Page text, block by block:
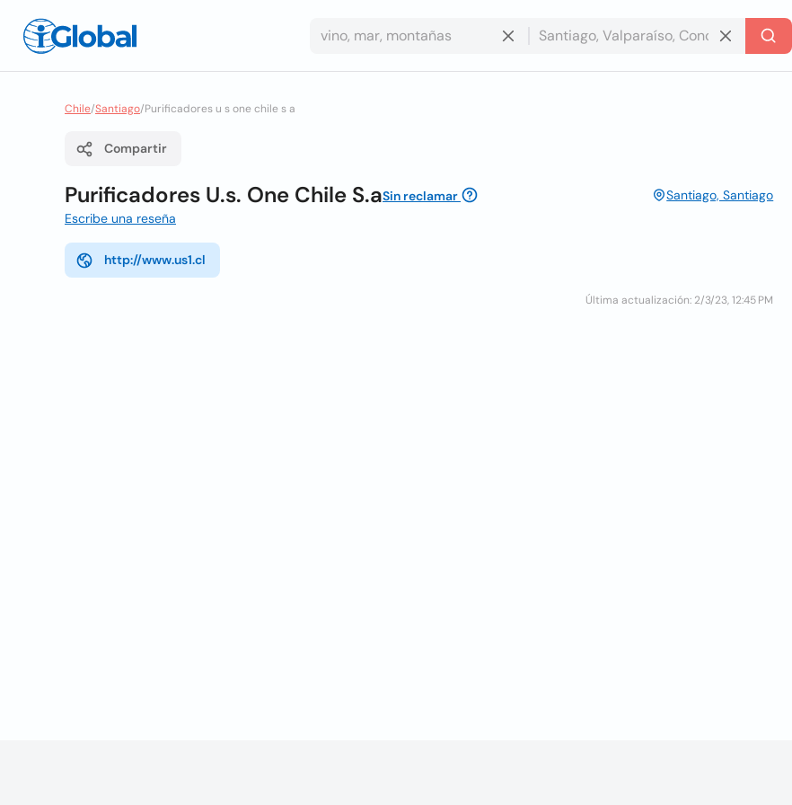
Chile/Santiago/Purificadores u s one chile s a
Compartir
Purificadores U.s. One Chile S.aSin reclamar
Santiago, Santiago
Escribe una reseña
http://www.us1.cl
Última actualización: 2/3/23, 12:45 PM